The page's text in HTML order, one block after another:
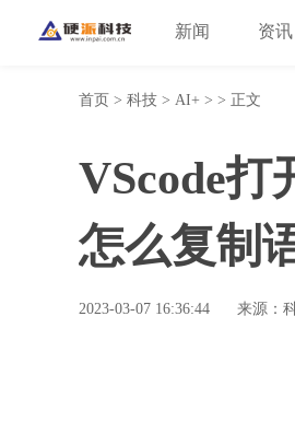
新闻 资讯
首页 > 科技 > AI+ > > 正文
VScode打
怎么复制
2023-03-07 16:36:44 来源：